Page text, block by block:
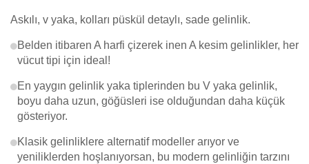
Askılı, v yaka, kolları püskül detaylı, sade gelinlik.
Belden itibaren A harfi çizerek inen A kesim gelinlikler, her
vücut tipi için ideal!
En yaygın gelinlik yaka tiplerinden bu V yaka gelinlik,
boyu daha uzun, göğüsleri ise olduğundan daha küçük
gösteriyor.
Klasik gelinliklere alternatif modeller arıyor ve
yeniliklerden hoşlanıyorsan, bu modern gelinliğin tarzını